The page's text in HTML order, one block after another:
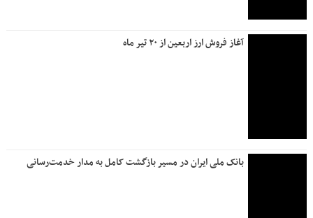
آغاز فروش ارز اربعین از ۲۰ تیر ماه
بانک ملی ایران در مسیر بازگشت کامل به مدار خدمت‌رسانی